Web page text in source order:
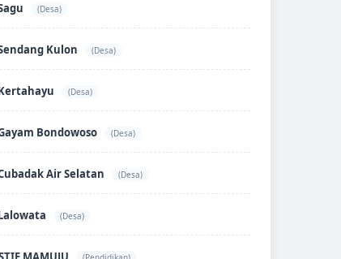
(Desa)
Kulon (Desa)
(Desa)
Bondowoso (Desa)
Air Selatan (Desa)
(Desa)